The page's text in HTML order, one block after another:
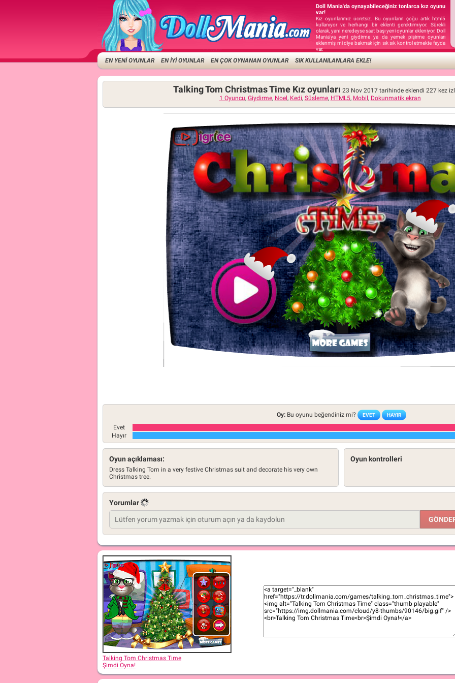
Doll Mania'da oynayabileceğiniz tonlarca kız oyunu
var!
Kız oyunlarımız ücretsiz. Bu oyunların çoğu artık html5
kullanıyor ve herhangi bir eklenti gerektirmiyor. Sürekli
olarak, yani neredeyse saat başı yeni oyunlar ekleniyor. Doll
Mania'ya yeni giydirme ya da yemek pişirme oyunları
eklenmiş mi diye bakmak için sık sık kontrol etmekte fayda
var.
EN YENİ OYUNLAR EN İYİ OYUNLAR EN ÇOK OYNANAN OYUNLAR SIK KULLANILANLARA EKLE!
Talking Tom Christmas Time Kız oyunları 23 Nov 2017 tarihinde eklendi 227 kez
1 Oyuncu, Giydirme, Noel , Kedi, Süsleme, HTML5, Mobil , Dokunmatik ekran
Oy:Bu oyunu beğendiniz mi? EVET HAYIR
Evet
Hayır
Oyun açıklaması:
Dress Talking Tom in a very festive Christmas suit and decorate his very own
Christmas tree.
Oyun kontrolleri
Yorumlar
Talking Tom Christmas Time
Şimdi Oyna!